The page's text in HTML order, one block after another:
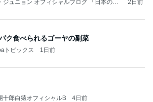
ジュニョン オフィシャルブログ 「日本の
2日前
ク食べられるゴーヤの副菜
トピックス 1日前
十郎白猿オフィシャルB 4日前